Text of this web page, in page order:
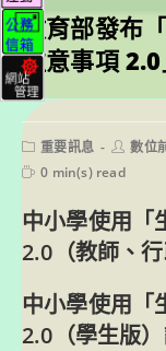
教育部發布
注意事項
Post
category:
重要訊息
Post數位
Reading
0 min(s) read
中小學使用「
2.0（教師、
中小學使用「
2.0（學生版